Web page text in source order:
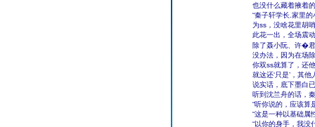
也没什么藏着掖着
“秦子轩学长.家里
为ss，没啥花里胡
此花一出，全场震
除了聂小阮、许�
没办法，因为在场
你双ss就算了，还
就这还‘只是’，其
说实话，底下墨白
听到沈兰舟的话，
“听你说的，应该算
“这是一种以基础属
“以你的身手，我没